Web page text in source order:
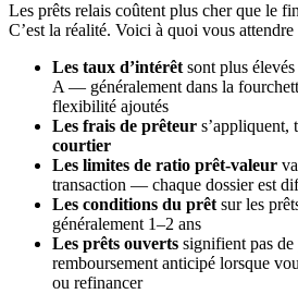
Les prêts relais coûtent plus cher que le
C’est la réalité. Voici à quoi vous attendre
Les taux d’intérêt sont plus
A — généralement dans la
flexibilité ajoutés
Les frais de prêteur s’appliquent,
courtier
Les limites de ratio prêt-valeur
transaction — chaque dossier est
Les conditions du prêt sur les
généralement 1–2 ans
Les prêts ouverts signifient pas de
remboursement anticipé lorsque
ou refinancer